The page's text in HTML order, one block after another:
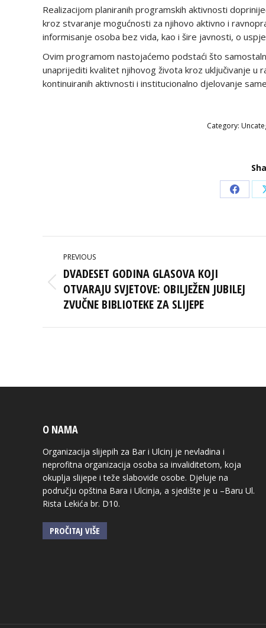
Realizacijom planiranih programskih aktivnosti
kroz stvaranje mogućnosti za njihovo aktivno i
informisanje osoba bez vida, kao i šire javnosti, o
Ovim programom nastojaćemo podstaći što
unaprijediti kvalitet njihovog života kroz uključivanje u
kontinuiranih aktivnosti i institucionalno djelovanje
Category:
Share
POST
NAVIGATION
PREVIOUS
Previous
post:
DVADESET GODINA GLASOVA KOJI
OTVARAJU SVJETOVE: OBILJEŽEN JUBILEJ
ZVUČNE BIBLIOTEKE ZA SLIJEPE
O NAMA
Organizacija slijepih za Bar i Ulcinj je nevladina i
neprofitna organizacija osoba sa invaliditetom, koja
okuplja slijepe i teže slabovide osobe. Djeluje na
području opština Bara i Ulcinja, a sjedište je u –Baru Ul.
Rista Lekića br. D10.
PROČITAJ VIŠE